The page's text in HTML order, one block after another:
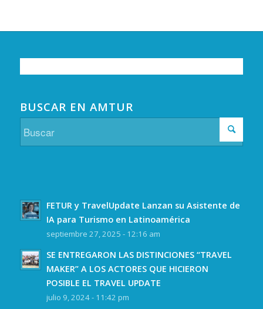
BUSCAR EN AMTUR
FETUR y TravelUpdate Lanzan su Asistente de
IA para Turismo en Latinoamérica
septiembre 27, 2025 - 12:16 am
SE ENTREGARON LAS DISTINCIONES “TRAVEL
MAKER” A LOS ACTORES QUE HICIERON
POSIBLE EL TRAVEL UPDATE
julio 9, 2024 - 11:42 pm